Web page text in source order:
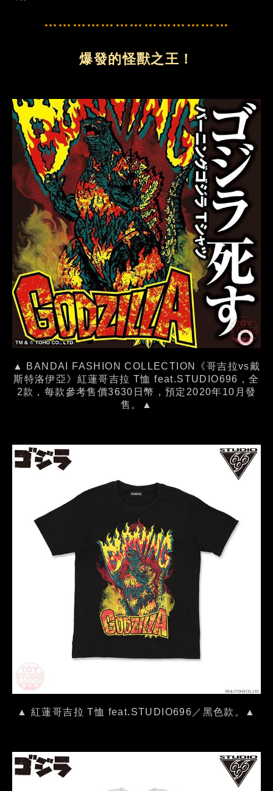
…………………………………
爆發的怪獸之王！
▲ BANDAI FASHION COLLECTION《哥吉拉vs戴
斯特洛伊亞》紅蓮哥吉拉 T恤 feat.STUDIO696，全
2款，每款參考售價3630日幣，預定2020年10月發
售。▲
▲ 紅蓮哥吉拉 T恤 feat.STUDIO696／黑色款。▲